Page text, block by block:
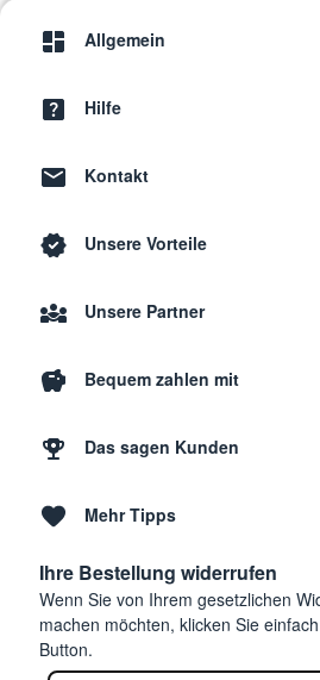
Allgemein
Hilfe
Kontakt
Unsere Vorteile
Unsere Partner
Bequem zahlen mit
Das sagen Kunden
Mehr Tipps
Ihre Bestellung widerrufen
Wenn Sie von Ihrem gesetzlichen
machen möchten, klicken Sie
Button.